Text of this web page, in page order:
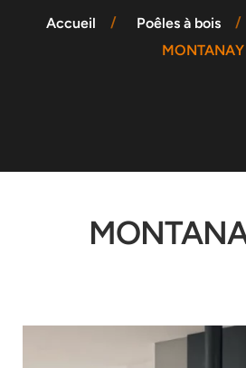
Accueil Poêles à bois
MONTANAY